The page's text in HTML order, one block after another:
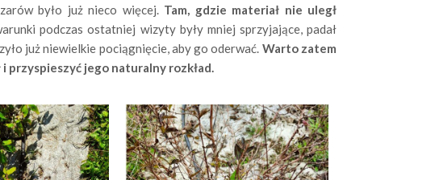
było już nieco więcej. Tam, gdzie materiał nie uległ
podczas ostatniej wizyty były mniej sprzyjające, padał
już niewielkie pociągnięcie, aby go oderwać. Warto zatem
przyspieszyć jego naturalny rozkład.